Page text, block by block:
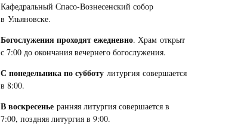
Кафедральный Спасо-Вознесенский собор
в Ульяновске.
Богослужения проходят ежедневно. Храм открыт
с 7:00 до окончания вечернего богослужения.
С понедельника по субботулитургия совершается
в 8:00.
В воскресеньеранняя литургия совершается в
7:00, поздняя литургия в 9:00.